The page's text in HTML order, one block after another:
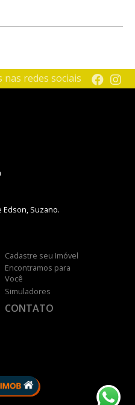
nas redes sociais
Edson, Suzano.
Cadastre seu Imóvel
Encontramos para
Você
Simuladores
CONTATO